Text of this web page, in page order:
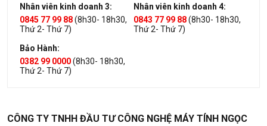
Nhân viên kinh doanh 3:
0845 77 99 88(8h30- 18h30,
Thứ 2- Thứ 7)
Nhân viên kinh doanh 4:
0843 77 99 88(8h30- 18h30,
Thứ 2- Thứ 7)
Bảo Hành:
0382 99 0000(8h30- 18h30,
Thứ 2- Thứ 7)
CÔNG TY TNHH ĐẦU TƯ CÔNG NGHỆ MÁY TÍNH NGỌC